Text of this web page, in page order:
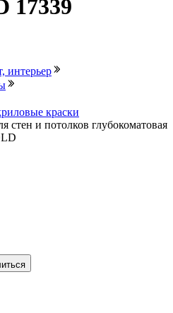
17339
интерьер
краски
стен и потолков глубокоматовая